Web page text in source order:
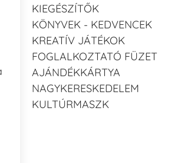
KIEGÉSZÍTŐK
KÖNYVEK - KEDVENCEK
KREATÍV JÁTÉKOK
FOGLALKOZTATÓ FÜZET
AJÁNDÉKKÁRTYA
NAGYKERESKEDELEM
KULTÚRMASZK